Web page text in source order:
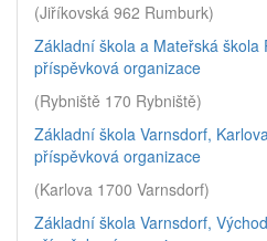
(Jiříkovská 962 Rumburk)
Základní škola a Mateřská škola
příspěvková organizace
(Rybniště 170 Rybniště)
Základní škola Varnsdorf,
příspěvková organizace
(Karlova 1700 Varnsdorf)
Základní škola Varnsdorf,